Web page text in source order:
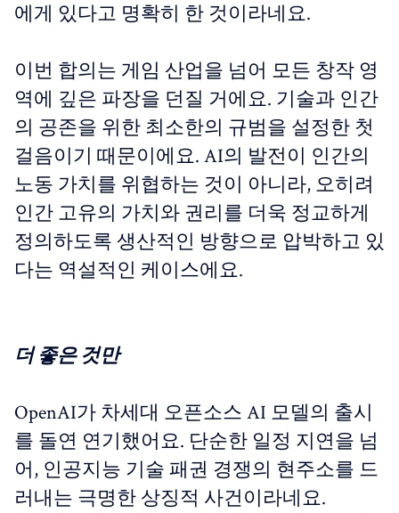
에게 있다고 명확히 한 것이라네요.
이번 합의는 게임 산업을 넘어 모든 창작 영
역에 깊은 파장을 던질 거에요. 기술과 인간
의 공존을 위한 최소한의 규범을 설정한 첫
걸음이기 때문이에요. AI의 발전이 인간의
노동 가치를 위협하는 것이 아니라, 오히려
인간 고유의 가치와 권리를 더욱 정교하게
정의하도록 생산적인 방향으로 압박하고 있
다는 역설적인 케이스에요.
더 좋은 것만
OpenAI가 차세대 오픈소스 AI 모델의 출시
를 돌연 연기했어요. 단순한 일정 지연을 넘
어, 인공지능 기술 패권 경쟁의 현주소를 드
러내는 극명한 상징적 사건이라네요.